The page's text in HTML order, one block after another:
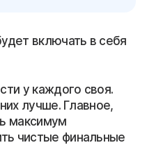
включать в себя
у каждого своя.
лучше. Главное,
максимум
чистые финальные